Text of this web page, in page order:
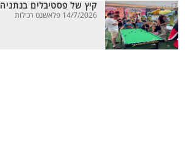
קיץ של פסטיבלים בנתניה
14/7/2026 פלאשנט רכילות